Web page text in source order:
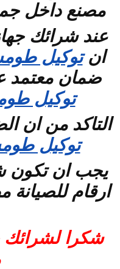
مصنع داخل
عند شرائك
انتوكيل
ضمان معتمد
توكيل
التاكد من ان
توكيل
يجب ان تكون
ارقام
شكرا